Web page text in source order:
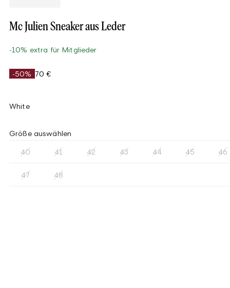
Mc Julien Sneaker aus Leder
-10% extra für Mitglieder
-50% 70 €
White
Größe auswählen
40 41 42 43 44 45 46
47 48